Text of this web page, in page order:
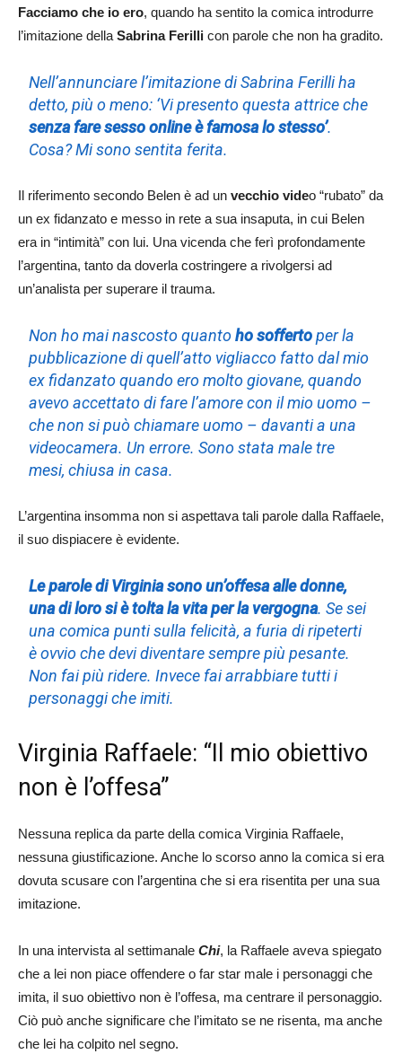
Facciamo che io ero, quando ha sentito la comica introdurre
l’imitazione della Sabrina Ferilli con parole che non ha gradito.
Nell’annunciarel’imitazione di Sabrina Ferilli ha
detto, più o meno: ‘Vi presento questa attrice che
senza fare sesso online è famosa lo stesso’.
Cosa? Mi sono sentita ferita.
Il riferimento secondo Belen è ad un vecchio video “rubato” da
un ex fidanzato e messo in rete a sua insaputa, in cui Belen
era in “intimità” con lui. Una vicenda che ferì profondamente
l’argentina, tanto da doverla costringere a rivolgersi ad
un’analista per superare il trauma.
Non ho mai nascosto quantoho soffertoper la
pubblicazione di quell’atto vigliacco fatto dal mio
ex fidanzato quando ero molto giovane, quando
avevo accettato di fare l’amore con il mio uomo –
che non si può chiamare uomo – davanti a una
videocamera. Un errore. Sono stata male tre
mesi, chiusa in casa.
L’argentina insomma non si aspettava tali parole dalla Raffaele,
il suo dispiacere è evidente.
Le parole di Virginia sono un’offesa alle donne,
una di loro si è tolta la vita per la vergogna. Se sei
una comica punti sulla felicità, a furia di ripeterti
è ovvio che devi diventare sempre più pesante.
Non fai più ridere. Invece fai arrabbiare tutti i
personaggi che imiti.
Virginia Raffaele: “Il mio obiettivo
non è l’offesa”
Nessuna replica da parte della comica Virginia Raffaele,
nessuna giustificazione. Anche lo scorso anno la comica si era
dovuta scusare con l’argentina che si era risentita per una sua
imitazione.
In una intervista al settimanale Chi, la Raffaele aveva spiegato
che a lei non piace offendere o far star male i personaggi che
imita, il suo obiettivo non è l’offesa, ma centrare il personaggio.
Ciò può anche significare che l’imitato se ne risenta, ma anche
che lei ha colpito nel segno.